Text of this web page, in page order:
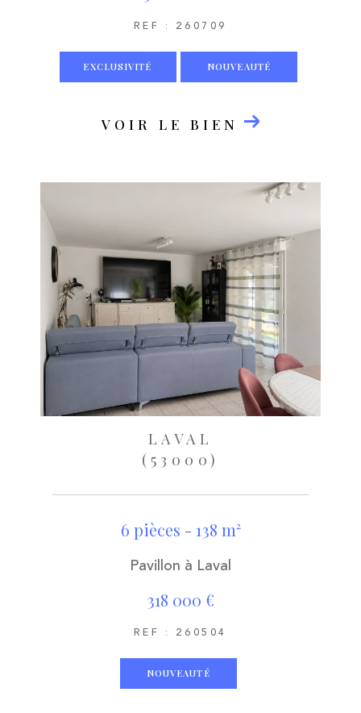
REF : 260709
EXCLUSIVITÉ NOUVEAUTÉ
VOIR LE BIEN
LAVAL
(53000)
6 pièces - 138 m²
Pavillon à Laval
318 000 €
REF : 260504
NOUVEAUTÉ